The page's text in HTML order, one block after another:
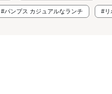
#パンプス カジュアルなランチ #リ